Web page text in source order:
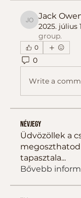
Jack Owen
Jack
2025. július
group.
0
0
Write a
Névjegy
Üdvözöllek a
tapasztala...
Bővebb